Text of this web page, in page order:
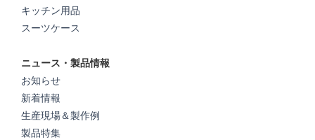
キッチン用品
スーツケース
ニュース・製品情報
お知らせ
新着情報
生産現場＆製作例
製品特集